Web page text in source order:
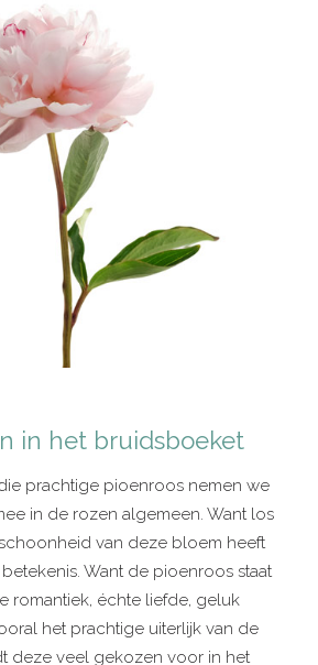
in het bruidsboeket
prachtige pioenroos nemen we
in de rozen algemeen. Want los
van deze bloem heeft
Want de pioenroos staat
romantiek, échte liefde, geluk
het prachtige uiterlijk van de
deze veel gekozen voor in het